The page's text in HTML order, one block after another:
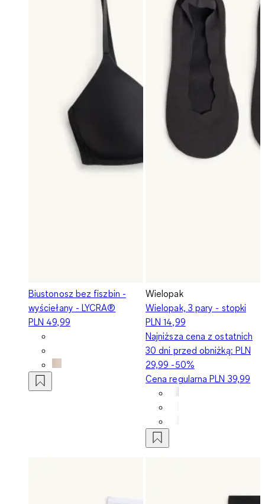
Biustonosz bez fiszbin -
wyściełany - LYCRA®
PLN 49,99
Wielopak
Wielopak, 3 pary - stopki
PLN 14,99
Najniższa cena z ostatnich
30 dni przed obniżką: PLN
29,99 -50%
Cena regularnaPLN 39,99